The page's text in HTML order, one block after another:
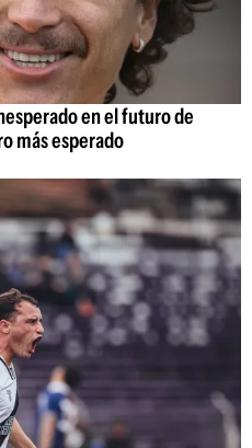
en el futuro de
más esperado